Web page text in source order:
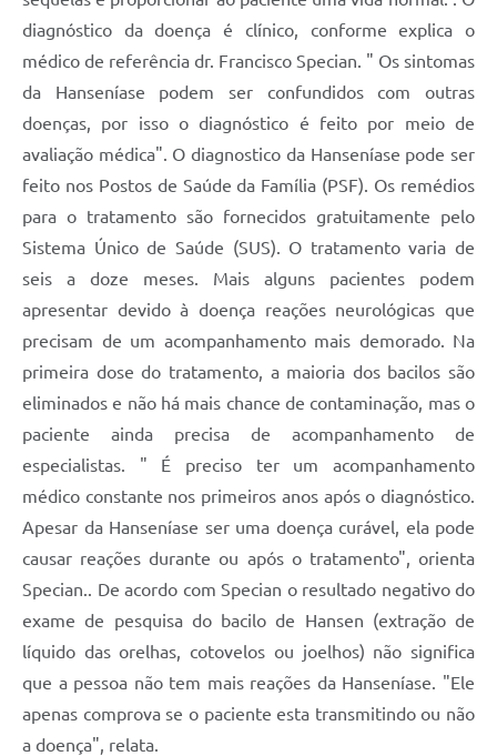
diagnóstico da doença é clínico, conforme explica o
médico de referência dr. Francisco Specian. " Os sintomas
da Hanseníase podem ser confundidos com outras
doenças, por isso o diagnóstico é feito por meio de
avaliação médica". O diagnostico da Hanseníase pode ser
feito nos Postos de Saúde da Família (PSF). Os remédios
para o tratamento são fornecidos gratuitamente pelo
Sistema Único de Saúde (SUS). O tratamento varia de
seis a doze meses. Mais alguns pacientes podem
apresentar devido à doença reações neurológicas que
precisam de um acompanhamento mais demorado. Na
primeira dose do tratamento, a maioria dos bacilos são
eliminados e não há mais chance de contaminação, mas o
paciente ainda precisa de acompanhamento de
especialistas. " É preciso ter um acompanhamento
médico constante nos primeiros anos após o diagnóstico.
Apesar da Hanseníase ser uma doença curável, ela pode
causar reações durante ou após o tratamento", orienta
Specian.. De acordo com Specian o resultado negativo do
exame de pesquisa do bacilo de Hansen (extração de
líquido das orelhas, cotovelos ou joelhos) não significa
que a pessoa não tem mais reações da Hanseníase. "Ele
apenas comprova se o paciente esta transmitindo ou não
a doença", relata.